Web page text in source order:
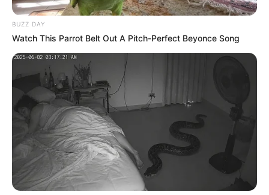
COMPARTIR
UNIRSE AL CANAL DE WHATSAPP
Las historias paranormales siguen despertando
curiosidad en muchos rincones del país, especialmente
en barrios rodeados de monte, quebradas y caminos
solitarios. En esos lugares abundan relatos sobre
sombras, apariciones y supuestos seres misteriosos
pasan de generación en generación entre vecinos y
familias.
BUZZ DAY
Watch This Parrot Belt Out A Pitch-Perfect Beyonce Song